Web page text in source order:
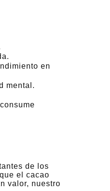
en
mental.
de los
el cacao
valor, nuestro